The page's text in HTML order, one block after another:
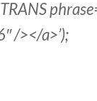
/></a>’);